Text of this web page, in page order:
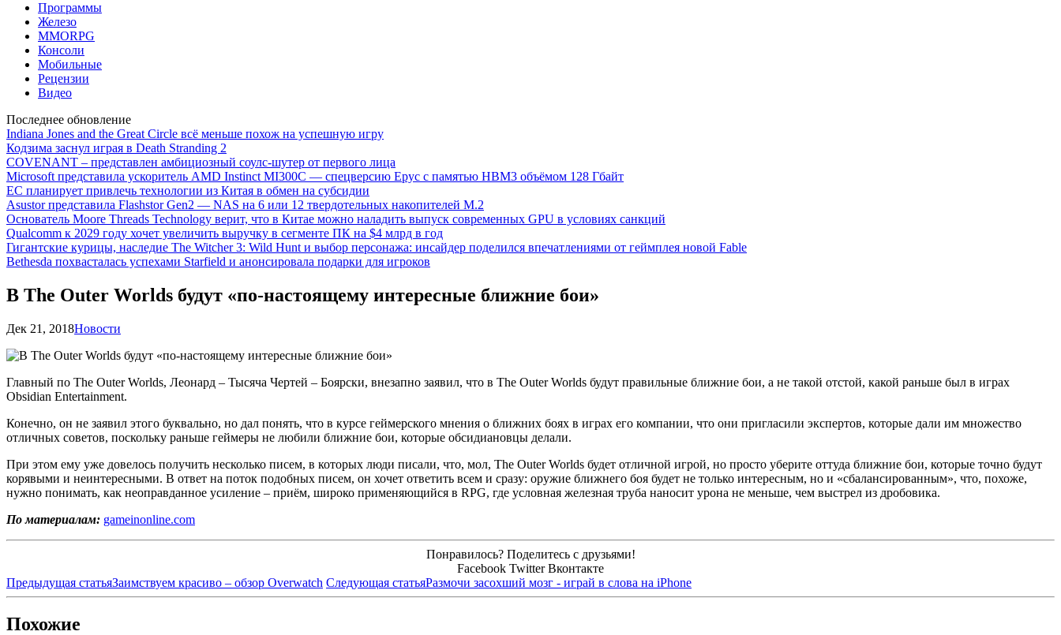
Программы
Железо
MMORPG
Консоли
Мобильные
Рецензии
Видео
Последнее обновление
Indiana Jones and the Great Circle всё меньше похож на успешную игру
Кодзима заснул играя в Death Stranding 2
COVENANT – представлен амбициозный соулс-шутер от первого лица
Microsoft представила ускоритель AMD Instinct MI300C — спецверсию Epyc с памятью HBM3 объёмом 128 Гбайт
ЕС планирует привлечь технологии из Китая в обмен на субсидии
Asustor представила Flashstor Gen2 — NAS на 6 или 12 твердотельных накопителей M.2
Основатель Moore Threads Technology верит, что в Китае можно наладить выпуск современных GPU в условиях санкций
Qualcomm к 2029 году хочет увеличить выручку в сегменте ПК на $4 млрд в год
Гигантские курицы, наследие The Witcher 3: Wild Hunt и выбор персонажа: инсайдер поделился впечатлениями от геймплея новой Fable
Bethesda похвасталась успехами Starfield и анонсировала подарки для игроков
В The Outer Worlds будут «по-настоящему интересные ближние бои»
Дек 21, 2018Новости
Главный по The Outer Worlds, Леонард – Тысяча Чертей – Боярски, внезапно заявил, что в The Outer Worlds будут правильные ближние бои, а не такой отстой, какой раньше был в играх
Obsidian Entertainment.
Конечно, он не заявил этого буквально, но дал понять, что в курсе геймерского мнения о ближних боях в играх его компании, что они пригласили экспертов, которые дали им множество
отличных советов, поскольку раньше геймеры не любили ближние бои, которые обсидиановцы делали.
При этом ему уже довелось получить несколько писем, в которых люди писали, что, мол, The Outer Worlds будет отличной игрой, но просто уберите оттуда ближние бои, которые точно будут
корявыми и неинтересными. В ответ на поток подобных писем, он хочет ответить всем и сразу: оружие ближнего боя будет не только интересным, но и «сбалансированным», что, похоже,
нужно понимать, как неоправданное усиление – приём, широко применяющийся в RPG, где условная железная труба наносит урона не меньше, чем выстрел из дробовика.
По материалам: gameinonline.com
Понравилось? Поделитесь с друзьями!
Facebook Twitter Вконтакте
Предыдущая статьяЗаимствуем красиво – обзор Overwatch Следующая статьяРазмочи засохший мозг - играй в слова на iPhone
Похожие